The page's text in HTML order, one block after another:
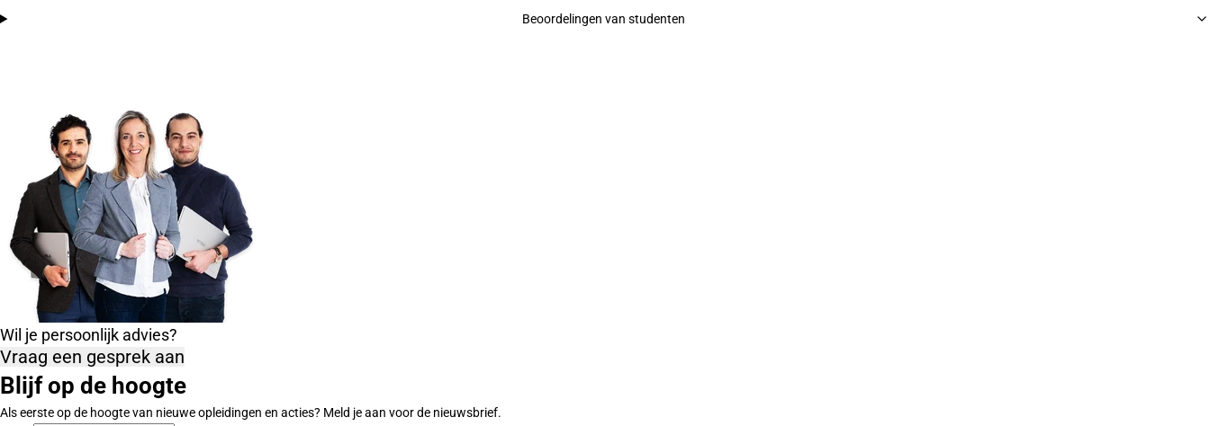
Beoordelingen van studenten
Wil je persoonlijk advies?
Vraag een gesprek aan
Blijf op de hoogte
Als eerste op de hoogte van nieuwe opleidingen en acties? Meld je aan voor de nieuwsbrief.